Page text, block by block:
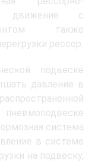
движение с
также
рессор.
подвеске
давление в
система
в системе
на подвеску,